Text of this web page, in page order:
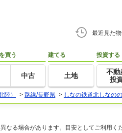
最近見た
買う
中古
建てる
土地
投資する
不動
投
陸） > 路線/長野県 > しなの鉄道北しなの
る場合があります。目安としてご利用く